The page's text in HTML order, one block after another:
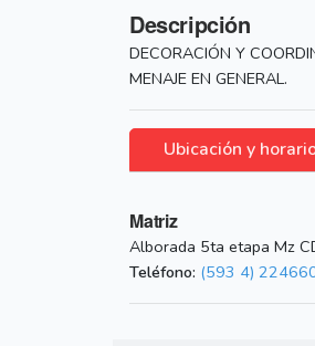
Descripción
DECORACIÓN Y
MENAJE EN GENERAL.
Ubicación y
Matriz
Alborada 5ta etapa Mz
Teléfono: (593 4)